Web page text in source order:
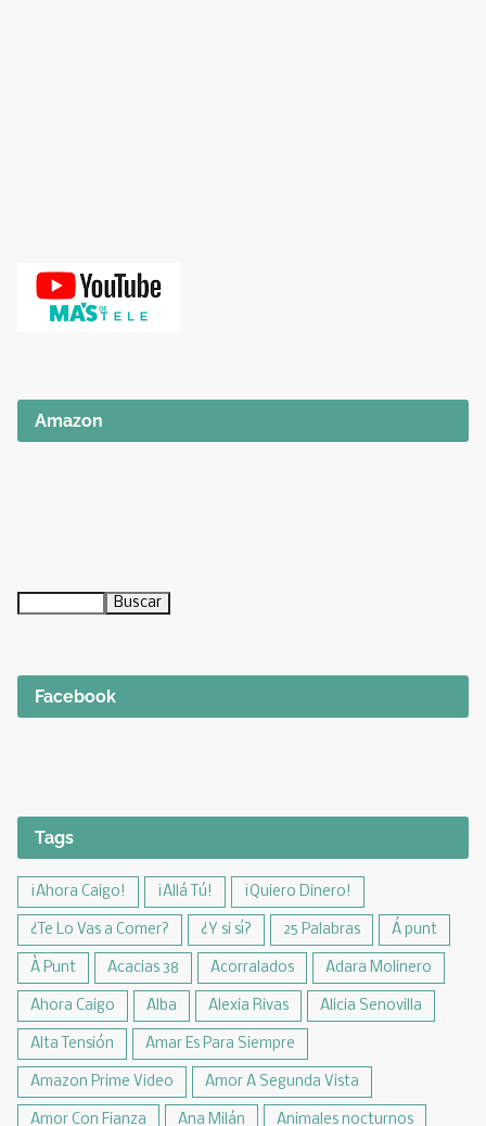
Amazon
Facebook
Tags
¡Ahora Caigo! ¡Allá Tú! ¡Quiero Dinero!
¿Te Lo Vas a Comer? ¿Y si sí? 25 Palabras Á punt
À Punt Acacias 38 Acorralados Adara Molinero
Ahora Caigo Alba Alexia Rivas Alicia Senovilla
Alta Tensión Amar Es Para Siempre
Amazon Prime Video Amor A Segunda Vista
Amor Con Fianza Ana Milán Animales nocturnos